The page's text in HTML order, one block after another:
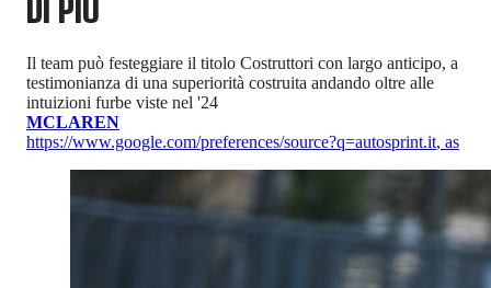
DI PIÙ
Il team può festeggiare il titolo Costruttori con largo anticipo, a
testimonianza di una superiorità costruita andando oltre alle
intuizioni furbe viste nel '24
MCLAREN
https://www.google.com/preferences/source?q=autosprint.it, as